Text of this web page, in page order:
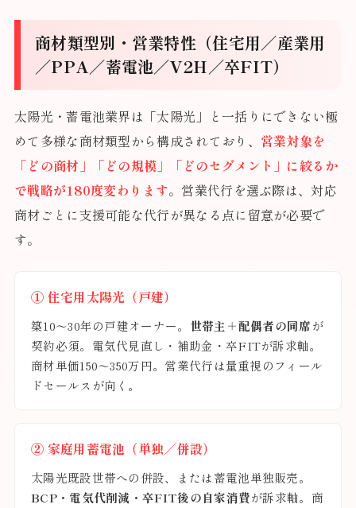
商材類型別・営業特性（住宅用／産業用
／PPA／蓄電池／V2H／卒FIT）
太陽光・蓄電池業界は「太陽光」と一括りにできない極
めて多様な商材類型から構成されており、 営業対象を
「どの商材」「どの規模」「どのセグメント」に絞るか
で戦略が180度変わります。営業代行を選ぶ際は、対応
商材ごとに支援可能な代行が異なる点に留意が必要で
す。
① 住宅用太陽光（戸建）
築10〜30年の戸建オーナー。 世帯主＋配偶者の同席が
契約必須。電気代見直し・補助金・卒FITが訴求軸。
商材単価150〜350万円。営業代行は量重視のフィール
ドセールスが向く。
② 家庭用蓄電池（単独／併設）
太陽光既設世帯への併設、または蓄電池単独販売。
BCP・電気代削減・卒FIT後の自家消費が訴求軸。商